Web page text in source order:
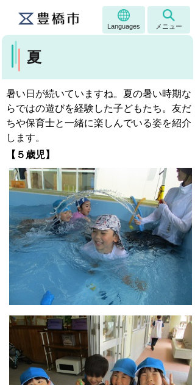
Languages メニュー
夏
暑い日が続いていますね。夏の暑い時期な
らではの遊びを経験した子どもたち。友だ
ちや保育士と一緒に楽しんでいる姿を紹介
します。
【５歳児】